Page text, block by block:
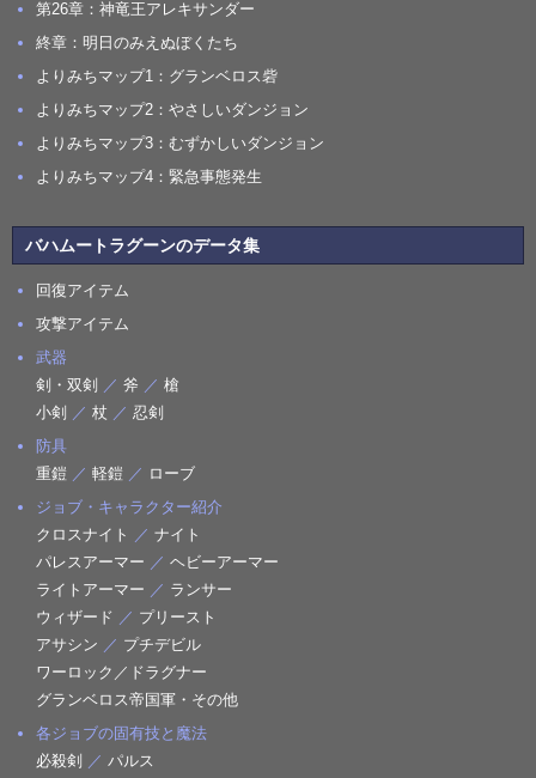
第26章：神竜王アレキサンダー
終章：明日のみえぬぼくたち
よりみちマップ1：グランベロス砦
よりみちマップ2：やさしいダンジョン
よりみちマップ3：むずかしいダンジョン
よりみちマップ4：緊急事態発生
バハムートラグーンのデータ集
回復アイテム
攻撃アイテム
武器
剣・双剣 ／ 斧 ／ 槍
小剣 ／ 杖 ／ 忍剣
防具
重鎧 ／ 軽鎧 ／ ローブ
ジョブ・キャラクター紹介
クロスナイト ／ ナイト
パレスアーマー ／ ヘビーアーマー
ライトアーマー ／ ランサー
ウィザード ／ プリースト
アサシン ／ プチデビル
ワーロック／ドラグナー
グランベロス帝国軍・その他
各ジョブの固有技と魔法
必殺剣 ／ パルス